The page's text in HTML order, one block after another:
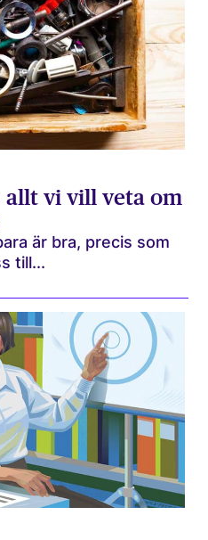
allt vi vill veta om
är bra, precis som
till...